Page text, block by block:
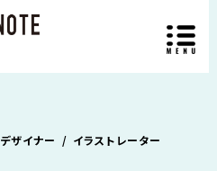
デザイナー イラストレーター